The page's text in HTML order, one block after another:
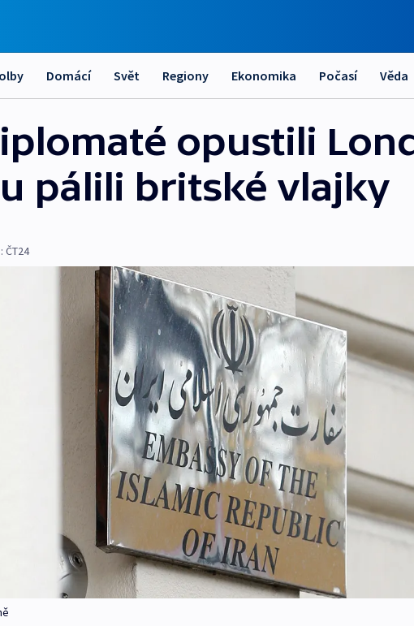
Domácí Svět Regiony Ekonomika Počasí Věda
opustili
pálili britské vlajky
ČT24